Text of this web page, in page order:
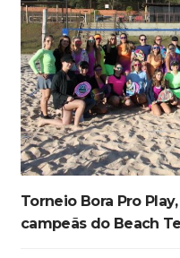
Torneio Bora Pro
campeãs do Beach